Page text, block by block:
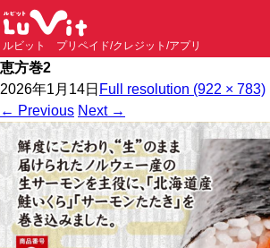
ルビット プリペイド/クレジット/アプリ
恵方巻2
2026年1月14日 Full resolution (922 × 783)
← Previous Next →